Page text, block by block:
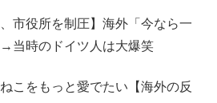
市役所を制圧】海外「今なら一
当時のドイツ人は大爆笑
こをもっと愛でたい【海外の反